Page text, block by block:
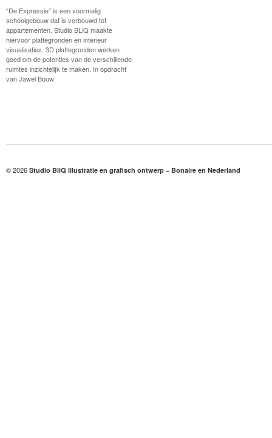
“De Expressie” is een voormalig
schoolgebouw dat is verbouwd tot
appartementen. Studio BLiQ maakte
hiervoor plattegronden en interieur
visualisaties. 3D plattegronden werken
goed om de potenties van de verschillende
ruimtes inzichtelijk te maken. In opdracht
van Jawel Bouw
© 2026 Studio BliQ illustratie en grafisch ontwerp – Bonaire en Nederland